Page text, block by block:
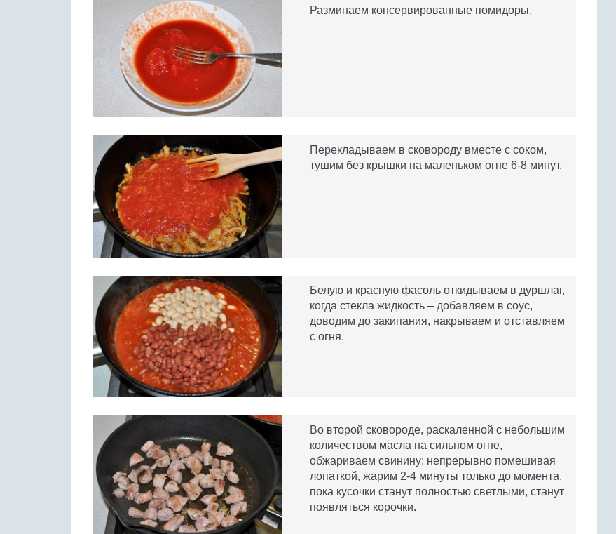
Разминаем консервированные помидоры.
Перекладываем в сковороду вместе с соком,
тушим без крышки на маленьком огне 6-8 минут.
Белую и красную фасоль откидываем в дуршлаг,
когда стекла жидкость – добавляем в соус,
доводим до закипания, накрываем и отставляем
с огня.
Во второй сковороде, раскаленной с небольшим
количеством масла на сильном огне,
обжариваем свинину: непрерывно помешивая
лопаткой, жарим 2-4 минуты только до момента,
пока кусочки станут полностью светлыми, станут
появляться корочки.